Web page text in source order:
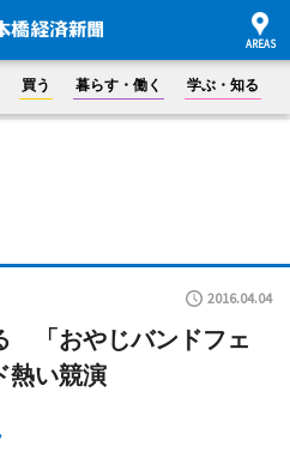
買う 暮らす・働く 学ぶ・知る
2016.04.04
「おやじバンドフェ
熱い競演